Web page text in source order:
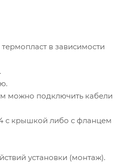
в зависимости
можно подключить кабели
с крышкой либо с фланцем
установки (монтаж).